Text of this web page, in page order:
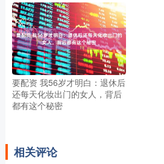
要配资 我56岁才明白：退休后
还每天化妆出门的女人，背后
都有这个秘密
相关评论